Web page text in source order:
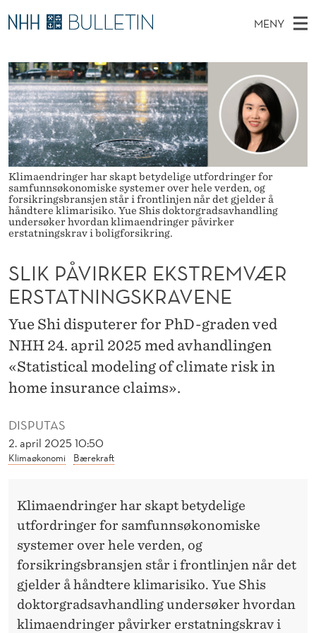
S
L
K
P
Å
V
R
E
R
E
K
S
R
E
Æ
MENY
O
V
E
D
M
E
N
Y
Ø
K
I
N
E
T
T
S
T
E
D
E
T
Stipendiater og nye forskerprofiler
Disputaser
Ekspertutvalg
Om Bulletin
Klimaendringer har skapt betydelige utfordringer for
samfunnsøkonomiske systemer over hele verden, og
forsikringsbransjen står i frontlinjen når det gjelder å
håndtere klimarisiko. Yue Shis doktorgradsavhandling
undersøker hvordan klimaendringer påvirker
erstatningskrav i boligforsikring.
DISPUTAS
2. april 2025 10:50
Klimaøkonomi Bærekraft
SLIK PÅVIRKER EKSTREMVÆR
ERSTATNINGSKRAVENE
Yue Shi disputerer for PhD-graden ved
NHH 24. april 2025 med avhandlingen
«Statistical modeling of climate risk in
home insurance claims».
Klimaendringer har skapt betydelige
utfordringer for samfunnsøkonomiske
systemer over hele verden, og
forsikringsbransjen står i frontlinjen når det
gjelder å håndtere klimarisiko. Yue Shis
doktorgradsavhandling undersøker hvordan
klimaendringer påvirker erstatningskrav i